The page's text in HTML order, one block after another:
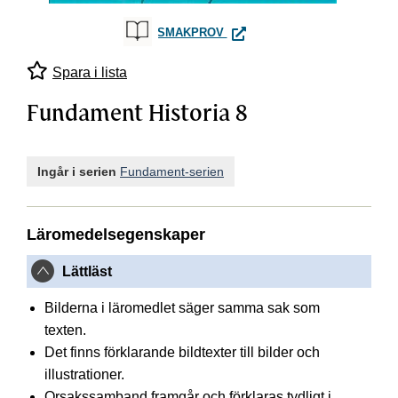
SMAKPROV FUNDAMENT HISTORIA 8
Spara i lista
Fundament Historia 8
Ingår i serien Fundament-serien
Läromedelsegenskaper
Lättläst
Bilderna i läromedlet säger samma sak som
texten.
Det finns förklarande bildtexter till bilder och
illustrationer.